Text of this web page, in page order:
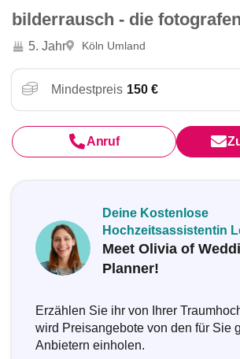
bilderrausch - die fotografen
5. Jahr Köln Umland
Mindestpreis 150 €
Anruf
Deine Kostenlose
Hochzeitsassistentin
Meet Olivia of
Planner!
Erzählen Sie ihr von Ihrer
wird Preisangebote von den für Sie
Anbietern einholen.